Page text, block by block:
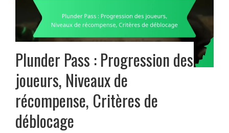
Plunder Pass : Progression des
joueurs, Niveaux de
récompense, Critères de
déblocage